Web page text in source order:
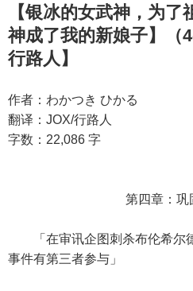
【银冰的女武神，为
神成了我的新娘子】（
行路人】
作者：わかつき ひかる
翻译：JOX/行路人
字数：22,086 字
第四章：巩固同盟
「在审讯企图刺杀布伦希尔
事件有第三者参与」